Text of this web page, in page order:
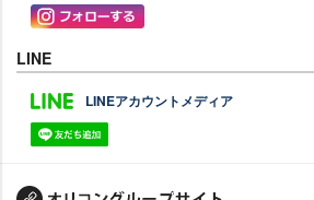
LINE
LINEアカウントメディア